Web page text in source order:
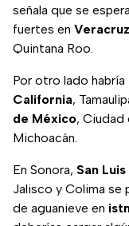
señala que se
fuertes en Veracruz
Quintana Roo.
Por otro lado
California,
de México, Ciudad
Michoacán.
En Sonora, San
Jalisco y Colima se
de aguanieve en